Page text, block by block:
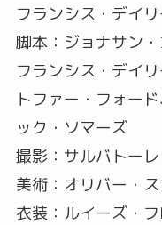
フランシス・デイリ
脚本：ジョナサン
フランシス・デイ
トファー・フォー
ック・ソマーズ
撮影：サルバトー
美術：オリバー・
衣装：ルイーズ・